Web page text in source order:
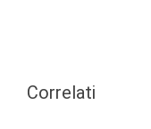
Correlati